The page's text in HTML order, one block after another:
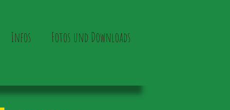
Infos Fotos und Downloads